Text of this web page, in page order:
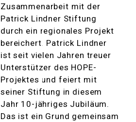
Zusammenarbeit mit der
Patrick Lindner Stiftung
durch ein regionales Projekt
bereichert. Patrick Lindner
ist seit vielen Jahren treuer
Unterstützer des HOPE-
Projektes und feiert mit
seiner Stiftung in diesem
Jahr 10-jähriges Jubiläum.
Das ist ein Grund gemeinsam